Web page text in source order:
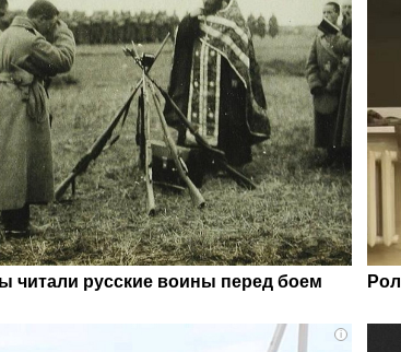
читали русские воины перед боем
i